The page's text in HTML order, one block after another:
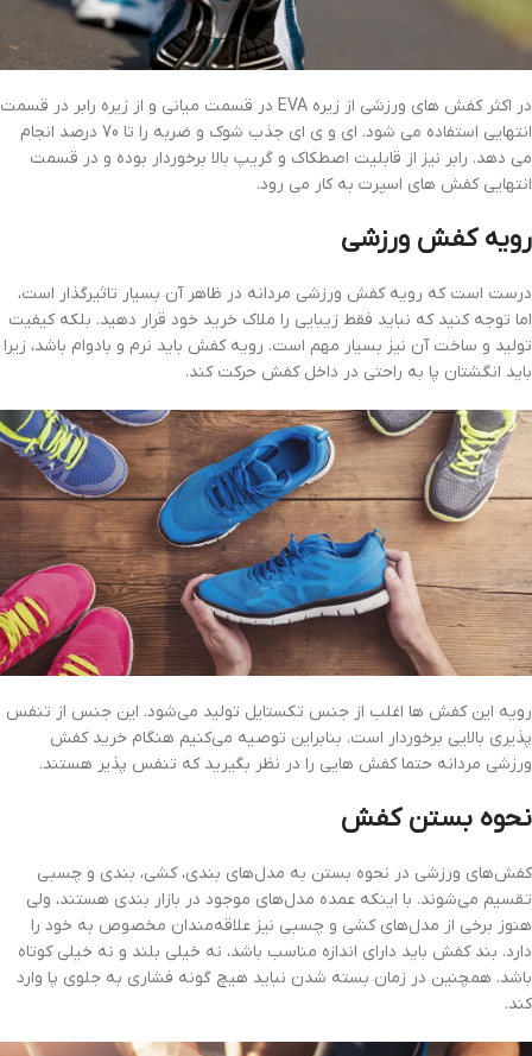
در اکثر کفش های ورزشی از زیره EVA در قسمت میانی و از زیره رابر در قسمت
انتهایی استفاده می شود. ای و ی ای جذب شوک و ضربه را تا 70 درصد انجام
می دهد. رابر نیز از قابلیت اصطکاک و گریپ بالا برخوردار بوده و در قسمت
انتهایی کفش های اسپرت به کار می رود.
رویه کفش ورزشی
درست است که رویه کفش ورزشی مردانه در ظاهر آن بسیار تاثیرگذار است،
اما توجه کنید که نباید فقط زیبایی را ملاک خرید خود قرار دهید. بلکه کیفیت
تولید و ساخت آن نیز بسیار مهم است. رویه کفش باید نرم و بادوام باشد، زیرا
باید انگشتان پا به راحتی در داخل کفش حرکت کند.
رویه این کفش ها اغلب از جنس تکستایل تولید می‌شود. این جنس از تنفس
پذیری بالایی برخوردار است. بنابراین توصیه می‌کنیم هنگام خرید کفش
ورزشی مردانه حتما کفش هایی را در نظر بگیرید که تنفس پذیر هستند.
نحوه بستن کفش
کفش‌های ورزشی در نحوه بستن به مدل‌های بندی، کشی، بندی و چسبی
تقسیم می‌شوند. با اینکه عمده مدل‌های موجود در بازار بندی هستند، ولی
هنوز برخی از مدل‌های کشی و چسبی نیز علاقه‌مندان مخصوص به خود را
دارد. بند کفش باید دارای اندازه مناسب باشد، نه خیلی بلند و نه خیلی کوتاه
باشد. همچنین در زمان بسته‌ شدن نباید هیچ گونه فشاری به جلوی پا وارد
کند.